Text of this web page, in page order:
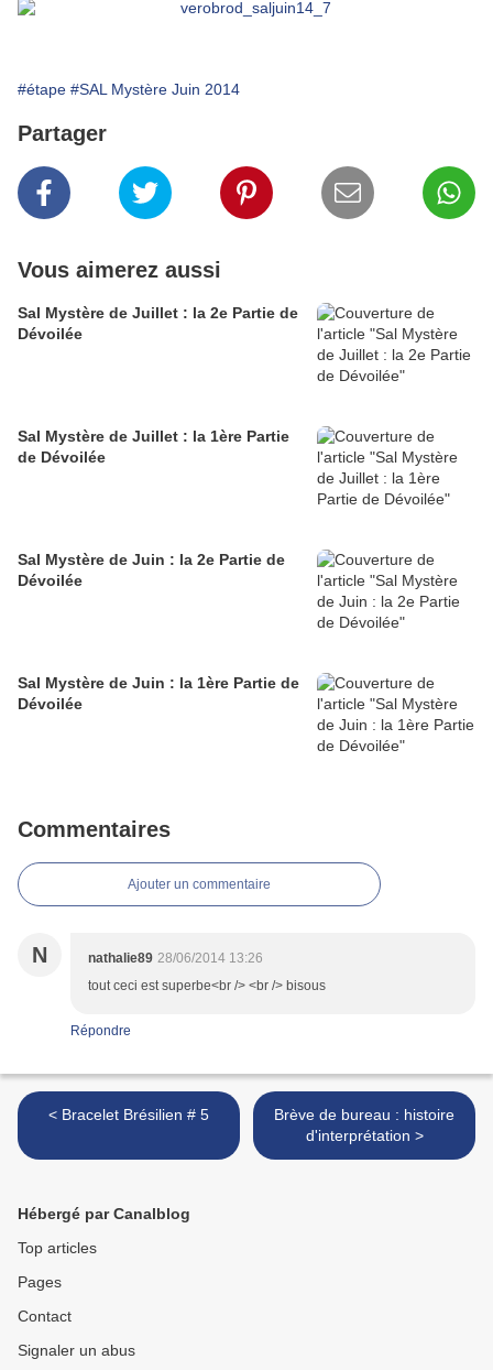
#étape #SAL Mystère Juin 2014
Partager
Vous aimerez aussi
Sal Mystère de Juillet : la 2e Partie de
Dévoilée
Sal Mystère de Juillet : la 1ère Partie
de Dévoilée
Sal Mystère de Juin : la 2e Partie de
Dévoilée
Sal Mystère de Juin : la 1ère Partie de
Dévoilée
Commentaires
Ajouter un commentaire
N nathalie89 28/06/2014 13:26
tout ceci est superbe<br /> <br /> bisous
Répondre
< Bracelet Brésilien # 5
Brève de bureau : histoire
d'interprétation >
Hébergé par Canalblog
Top articles
Pages
Contact
Signaler un abus